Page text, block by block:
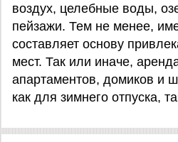
воздух, целебные воды,
пейзажи. Тем не менее,
составляет основу
мест. Так или иначе,
апартаментов, домиков и
как для зимнего отпуска,